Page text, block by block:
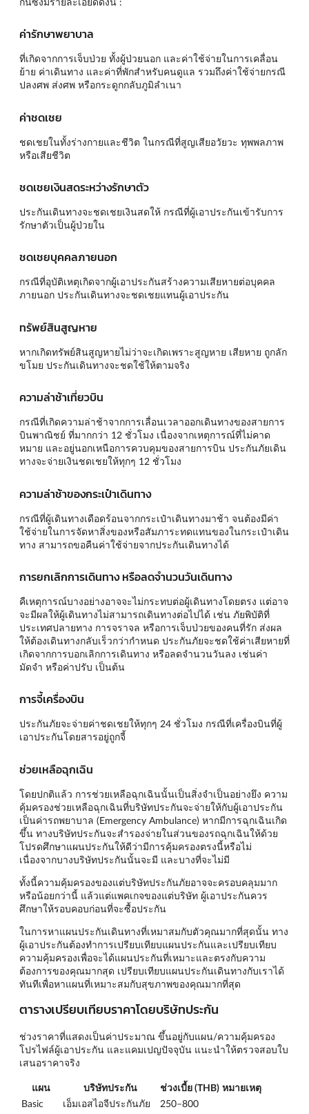
ค่ารักษาพยาบาล
ที่เกิดจากการเจ็บป่วย ทั้งผู้ป่วยนอก และค่าใช้จ่ายในการเคลื่อน
ย้าย ค่าเดินทาง และค่าที่พักสำหรับคนดูแล รวมถึงค่าใช้จ่ายกรณี
ปลงศพ ส่งศพ หรือกระดูกกลับภูมิลำเนา
ค่าชดเชย
ชดเชยในทั้งร่างกายและชีวิต ในกรณีที่สูญเสียอวัยวะ ทุพพลภาพ
หรือเสียชีวิต
ชดเชยเงินสดระหว่างรักษาตัว
ประกันเดินทางจะชดเชยเงินสดให้ กรณีที่ผู้เอาประกันเข้ารับการ
รักษาตัวเป็นผู้ป่วยใน
ชดเชยบุคคลภายนอก
กรณีที่อุบัติเหตุเกิดจากผู้เอาประกันสร้างความเสียหายต่อบุคคล
ภายนอก ประกันเดินทางจะชดเชยแทนผู้เอาประกัน
ทรัพย์สินสูญหาย
หากเกิดทรัพย์สินสูญหายไม่ว่าจะเกิดเพราะสูญหาย เสียหาย ถูกลัก
ขโมย ประกันเดินทางจะชดใช้ให้ตามจริง
ความล่าช้าเที่ยวบิน
กรณีที่เกิดความล่าช้าจากการเลื่อนเวลาออกเดินทางของสายการ
บินพาณิชย์ ที่มากกว่า 12 ชั่วโมง เนื่องจากเหตุการณ์ที่ไม่คาด
หมาย และอยู่นอกเหนือการควบคุมของสายการบิน ประกันภัยเดิน
ทางจะจ่ายเงินชดเชยให้ทุกๆ 12 ชั่วโมง
ความล่าช้าของกระเป๋าเดินทาง
กรณีที่ผู้เดินทางเดือดร้อนจากกระเป๋าเดินทางมาช้า จนต้องมีค่า
ใช้จ่ายในการจัดหาสิ่งของหรือสัมภาระทดแทนของในกระเป๋าเดิน
ทาง สามารถขอคืนค่าใช้จ่ายจากประกันเดินทางได้
การยกเลิกการเดินทาง หรือลดจำนวนวันเดินทาง
คืเหตุการณ์บางอย่างอาจจะไม่กระทบต่อผู้เดินทางโดยตรง แต่อาจ
จะมีผลให้ผู้เดินทางไม่สามารถเดินทางต่อไปได้ เช่น ภัยพิบัติที่
ประเทศปลายทาง การจราจล หรือการเจ็บป่วยของคนที่รัก ส่งผล
ให้ต้องเดินทางกลับเร็วกว่ากำหนด ประกันภัยจะชดใช้ค่าเสียหายที่
เกิดจากการบอกเลิกการเดินทาง หรือลดจำนวนวันลง เช่นค่า
มัดจำ หรือค่าปรับ เป็นต้น
การจี้เครื่องบิน
ประกันภัยจะจ่ายค่าชดเชยให้ทุกๆ 24 ชั่วโมง กรณีที่เครื่องบินที่ผู้
เอาประกันโดยสารอยู่ถูกจี้
ช่วยเหลือฉุกเฉิน
โดยปกติแล้ว การช่วยเหลือฉุกเฉินนั้นเป็นสิ่งจำเป็นอย่างยึง ความ
คุ้มครองช่วยเหลือฉุกเฉินที่บริษัทประกันจะจ่ายให้กับผู้เอาประกัน
เป็นค่ารถพยาบาล (Emergency Ambulance) หากมีการฉุกเฉินเกิด
ขึ้น ทางบริษัทประกันจะสำรองจ่ายในส่วนของรถฉุกเฉินให้ด้วย
โปรดศึกษาแผนประกันให้ดีว่ามีการคุ้มครองตรงนี้หรือไม่
เนื่องจากบางบริษัทประกันนั้นจะมี และบางที่จะไม่มี
ทั้งนี้ความคุ้มครองของแต่บริษัทประกันภัยอาจจะครอบคลุมมาก
หรือน้อยกว่านี้ แล้วแต่แพคเกจของแต่บริษัท ผู้เอาประกันควร
ศึกษาให้รอบคอบก่อนที่จะซื้อประกัน
ในการหาแผนประกันเดินทางที่เหมาสมกับตัวคุณมากที่สุดนั้น ทาง
ผู้เอาประกันต้องทำการเปรียบเทียบแผนประกันและเปรียบเทียบ
ความคุ้มครองเพื่อจะได้แผนประกันที่เหมาะและตรงกับความ
ต้องการของคุณมากสุด เปรียบเทียบแผนประกันเดินทางกับเราได้
ทันทีเพื่อหาแผนที่เหมาะสมกับสุขภาพของคุณมากที่สุด
ตารางเปรียบเทียบราคาโดยบริษัทประกัน
ช่วงราคาที่แสดงเป็นค่าประมาณ ขึ้นอยู่กับแผน/ความคุ้มครอง
โปรไฟล์ผู้เอาประกัน และแคมเปญปัจจุบัน แนะนำให้ตรวจสอบใบ
เสนอราคาจริง
แผน บริษัทประกัน ช่วงเบี้ย (THB) หมายเหตุ
Basic
เอ็มเอสไอจีประกันภัย
250–800